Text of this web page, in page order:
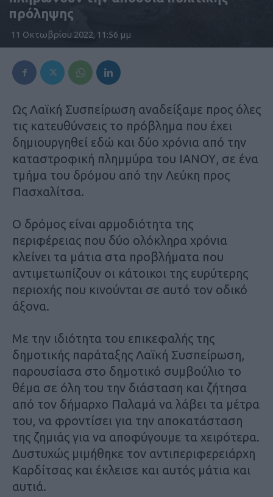
πρόληψης
11 Οκτωβρίου 2022, 11:56 μμ
Ως Λαϊκή Συσπείρωση αναδείξαμε προς όλες
τις κατευθύνσεις το πρόβλημα που έχει
δημιουργηθεί εδώ και δύο χρόνια από την
καταστροφική πλημμύρα του ΙΑΝΟΥ, σε ένα
τμήμα του δρόμου από την Λεύκη προς
Πασχαλίτσα.
Ο δρόμος είναι αρμοδιότητα της
περιφέρειας που δύο ολόκληρα χρόνια
κλείνει τα μάτια στα προβλήματα που
αντιμετωπίζουν οι κάτοικοι της ευρύτερης
περιοχής που κινούνται σε αυτό τον οδικό
άξονα.
Με την ιδιότητα του επικεφαλής της
δημοτικής παράταξης Λαϊκή Συσπείρωση,
παρουσίασα στο δημοτικό συμβούλιο το
θέμα σε όλη του την διάσταση και ζήτησα
από τον δήμαρχο Παλαμά να λάβει τα μέτρα
του, να φροντίσει για την αποκατάσταση
της ζημιάς για να αποφύγουμε τα χειρότερα.
Δυστυχώς μιμήθηκε τον αντιπεριφερειάρχη
Καρδίτσας και έκλεισε και αυτός μάτια και
αυτιά.